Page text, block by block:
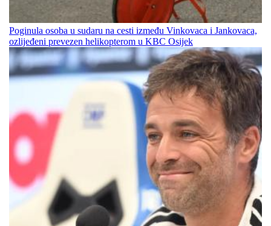
Poginula osoba u sudaru na cesti između Vinkovaca i Jankovaca,
ozlijeđeni prevezen helikopterom u KBC Osijek